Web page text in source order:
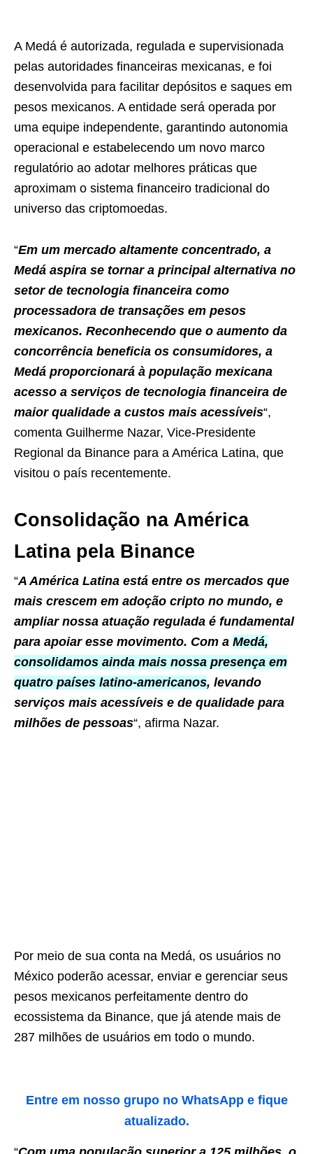
A Medá é autorizada, regulada e supervisionada
pelas autoridades financeiras mexicanas, e foi
desenvolvida para facilitar depósitos e saques em
pesos mexicanos. A entidade será operada por
uma equipe independente, garantindo autonomia
operacional e estabelecendo um novo marco
regulatório ao adotar melhores práticas que
aproximam o sistema financeiro tradicional do
universo das criptomoedas.
“Em um mercado altamente concentrado, a
Medá aspira se tornar a principal alternativa no
setor de tecnologia financeira como
processadora de transações em pesos
mexicanos. Reconhecendo que o aumento da
concorrência beneficia os consumidores, a
Medá proporcionará à população mexicana
acesso a serviços de tecnologia financeira de
maior qualidade a custos mais acessíveis“,
comenta Guilherme Nazar, Vice-Presidente
Regional da Binance para a América Latina, que
visitou o país recentemente.
Consolidação na América
Latina pela Binance
“A América Latina está entre os mercados que
mais crescem em adoção cripto no mundo, e
ampliar nossa atuação regulada é fundamental
para apoiar esse movimento. Com a Medá,
consolidamos ainda mais nossa presença em
quatro países latino-americanos, levando
serviços mais acessíveis e de qualidade para
milhões de pessoas“, afirma Nazar.
Por meio de sua conta na Medá, os usuários no
México poderão acessar, enviar e gerenciar seus
pesos mexicanos perfeitamente dentro do
ecossistema da Binance, que já atende mais de
287 milhões de usuários em todo o mundo.
Entre em nosso grupo no WhatsApp e fique
atualizado.